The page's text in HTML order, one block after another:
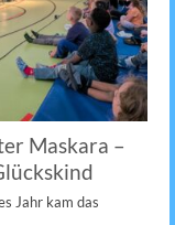
–
das